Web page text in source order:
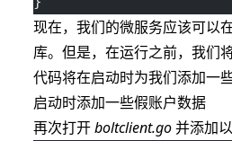
现在，我们的微服务应该可以
库。但是，在运行之前，我们
代码将在启动时为我们添加一
启动时添加一些假账户数据
再次打开boltclient.go并添加